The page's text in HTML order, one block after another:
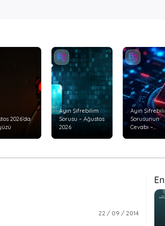
2026’da
Ayın Şifrebilim
Sorusu – Ağustos
2026
Ayın
Sorusunun
Cevabı –
22 / 09 / 2014